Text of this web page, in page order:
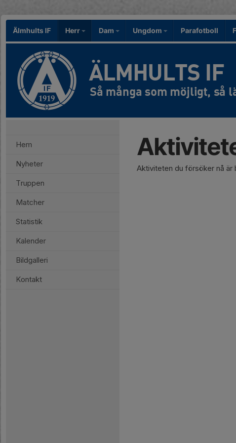
Älmhults IF Herr Dam Ungdom Parafotboll
ÄLMHULTS IF
Hem
Nyheter
Truppen
Matcher
Statistik
Kalender
Bildgalleri
Kontakt
Aktiviteten du försöker nå är